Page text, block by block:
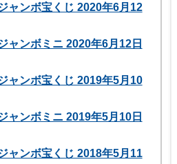
ャンボ宝くじ 2020年6月12
ャンボミニ 2020年6月12日
ャンボ宝くじ 2019年5月10
ャンボミニ 2019年5月10日
ャンボ宝くじ 2018年5月11